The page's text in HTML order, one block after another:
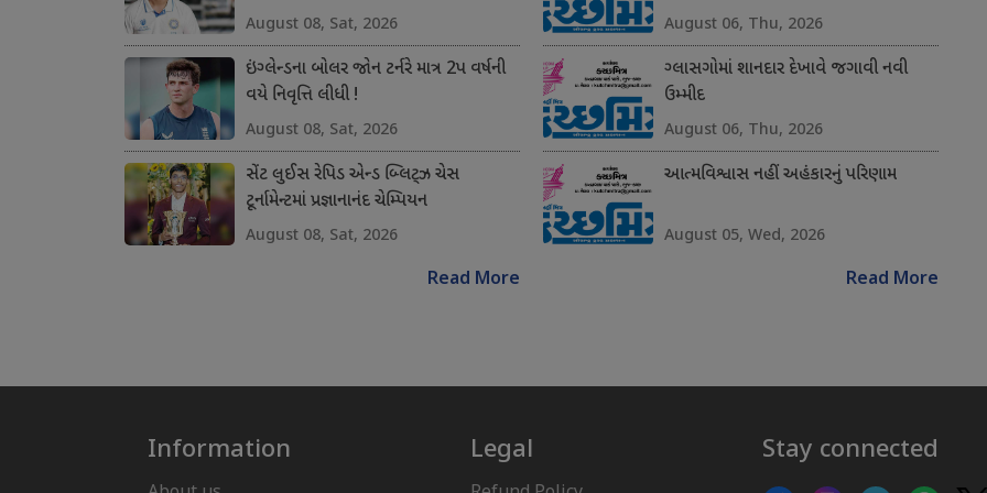
August 08, Sat, 2026
ઇંગ્લેન્ડના બોલર જોન ટર્નરે માત્ર 2પ વર્ષની
વયે નિવૃત્તિ લીધી !
August 08, Sat, 2026
સેંટ લુઈસ રેપિડ એન્ડ બ્લિટ્ઝ ચેસ
ટૂર્નામેન્ટમાં પ્રજ્ઞાનાનંદ ચેમ્પિયન
August 08, Sat, 2026
Read More
August 06, Thu, 2026
ગ્લાસગોમાં શાનદાર દેખાવે જગાવી નવી
ઉમ્મીદ
August 06, Thu, 2026
આત્મવિશ્વાસ નહીં અહંકારનું પરિણામ
August 05, Wed, 2026
Read More
Information Legal Stay connected